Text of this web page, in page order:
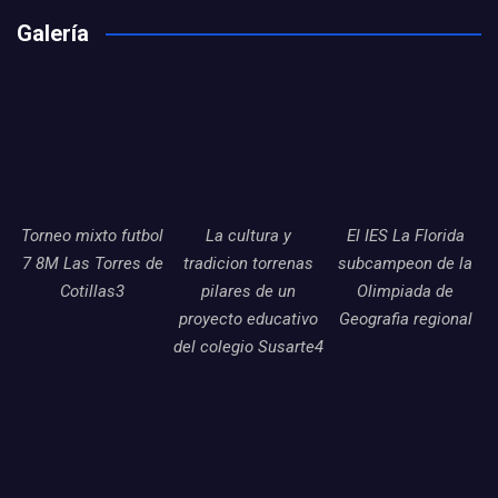
Galería
Torneo mixto futbol
7 8M Las Torres de
Cotillas3
La cultura y
tradicion torrenas
pilares de un
proyecto educativo
del colegio Susarte4
El IES La Florida
subcampeon de la
Olimpiada de
Geografia regional